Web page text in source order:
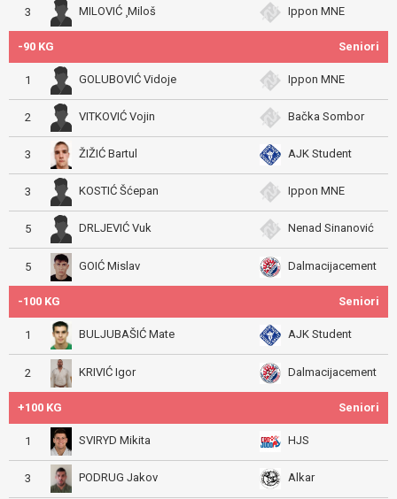
3 MILOVIĆ ¸Miloš Ippon MNE
-90 KG Seniori
1 GOLUBOVIĆ Vidoje Ippon MNE
2 VITKOVIĆ Vojin Bačka Sombor
3 ŽIŽIĆ Bartul AJK Student
3 KOSTIĆ Šćepan Ippon MNE
5 DRLJEVIĆ Vuk Nenad Sinanović
5 GOIĆ Mislav Dalmacijacement
-100 KG Seniori
1 BULJUBAŠIĆ Mate AJK Student
2 KRIVIĆ Igor Dalmacijacement
+100 KG Seniori
1 SVIRYD Mikita HJS
3 PODRUG Jakov Alkar